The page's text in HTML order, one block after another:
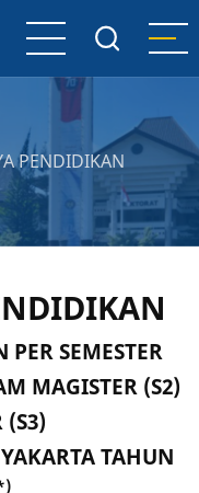
PENDIDIKAN
SEMESTER
MAGISTER (S2)
(S3)
TAHUN